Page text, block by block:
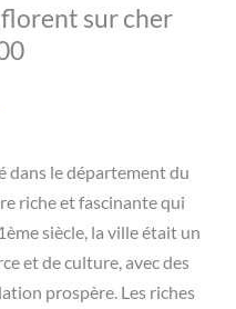
sur cher
dans le département du
riche et fascinante qui
siècle, la ville était un
et de culture, avec des
prospère. Les riches